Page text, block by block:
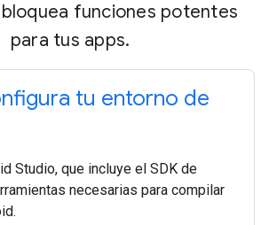
funciones potentes
para tus apps.
tu entorno de
Studio, que incluye el SDK de
necesarias para compilar